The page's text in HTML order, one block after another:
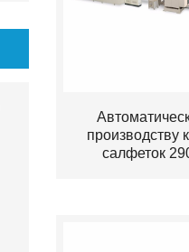
производству
салфеток